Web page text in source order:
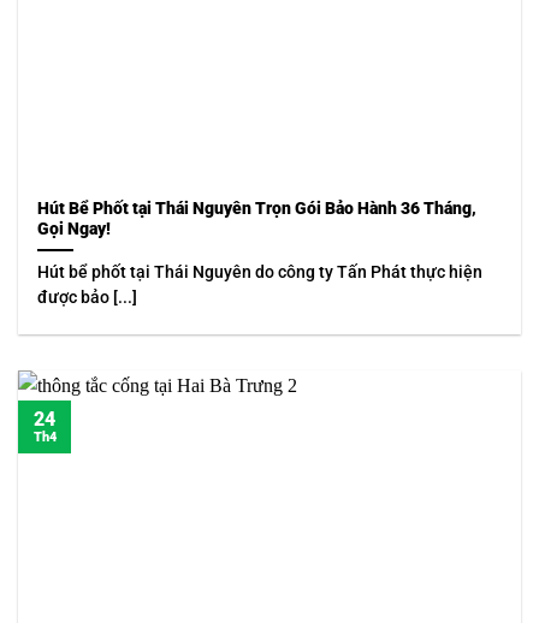
Hút Bể Phốt tại Thái Nguyên Trọn Gói Bảo Hành 36 Tháng,
Gọi Ngay!
Hút bể phốt tại Thái Nguyên do công ty Tấn Phát thực hiện
được bảo [...]
24
Th4